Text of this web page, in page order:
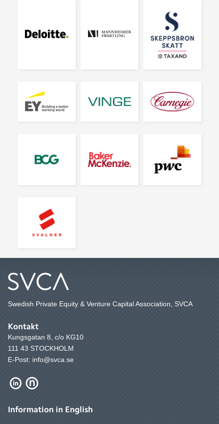
Swedish Private Equity & Venture Capital Association, SVCA
Kontakt
Kungsgatan 8, c/o KG10
111 43 STOCKHOLM
E-Post: info@svca.se
Information in English